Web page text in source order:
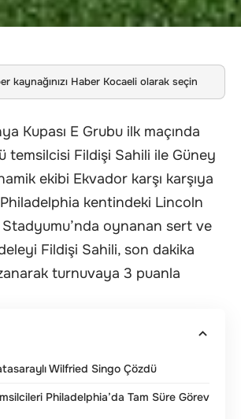
kaynağınızı Haber Kocaeli olarak seçin
Kupası E Grubu ilk maçında
temsilcisi Fildişi Sahili ile Güney
ekibi Ekvador karşı karşıya
kentindeki Lincoln
oynanan sert ve
Fildişi Sahili, son dakika
turnuvaya 3 puanla
Wilfried Singo Çözdü
Philadelphia’da Tam Süre Görev